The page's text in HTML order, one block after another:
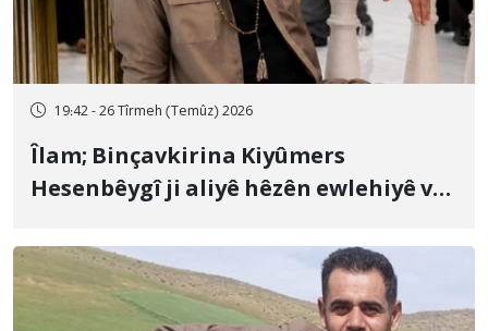
19:42 - 26 Tîrmeh (Temûz) 2026
Îlam; Binçavkirina Kiyûmers
Hesenbêygî ji aliyê hêzên ewlehiyê ve